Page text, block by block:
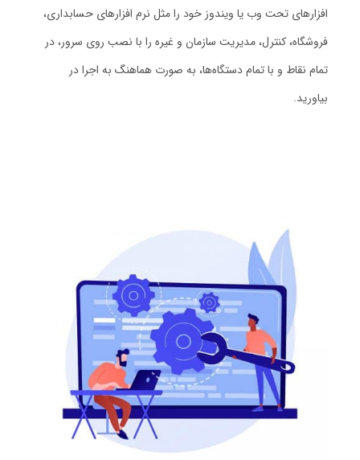
افزارهای تحت وب یا ویندوز خود را مثل نرم افزارهای حسابداری،
فروشگاه، کنترل، مدیریت سازمان و غیره را با نصب روی سرور، در
تمام نقاط و با تمام دستگاه‌ها، به صورت هماهنگ به اجرا در
بیاورید.